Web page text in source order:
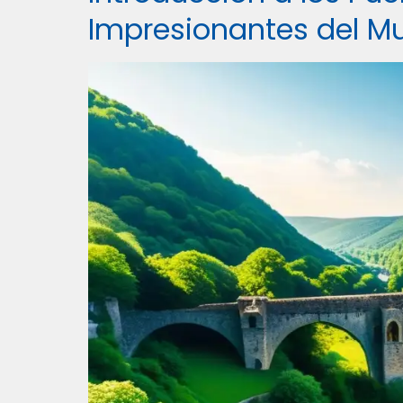
Impresionantes del